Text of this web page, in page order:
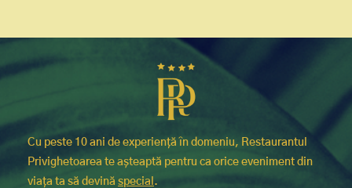
Cu peste 10 ani de experiență în domeniu, Restaurantul
Privighetoarea te așteaptă pentru ca orice eveniment din
viața ta să devină special.